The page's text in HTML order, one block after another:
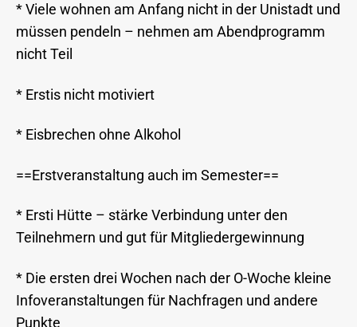
* Viele wohnen am Anfang nicht in der Unistadt und
müssen pendeln – nehmen am Abendprogramm
nicht Teil
* Erstis nicht motiviert
* Eisbrechen ohne Alkohol
==Erstveranstaltung auch im Semester==
* Ersti Hütte – stärke Verbindung unter den
Teilnehmern und gut für Mitgliedergewinnung
* Die ersten drei Wochen nach der O-Woche kleine
Infoveranstaltungen für Nachfragen und andere
Punkte